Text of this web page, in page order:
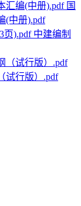
国
(中册).pdf
中建编制
试行版）.pdf